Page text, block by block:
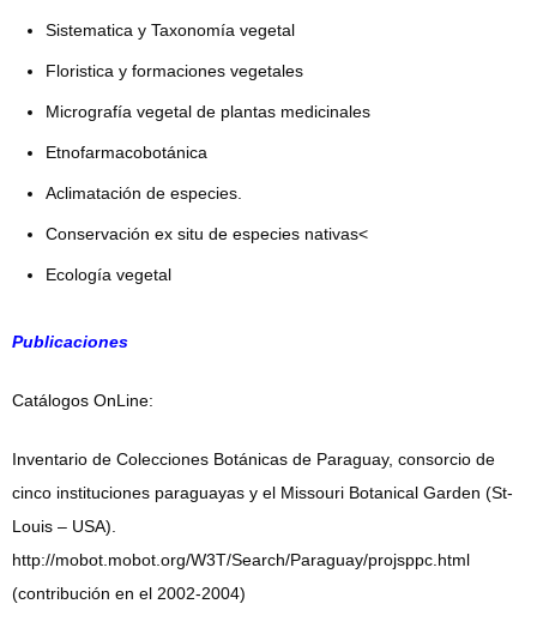
Sistematica y Taxonomía vegetal
Floristica y formaciones vegetales
Micrografía vegetal de plantas medicinales
Etnofarmacobotánica
Aclimatación de especies.
Conservación ex situ de especies nativas<
Ecología vegetal
Publicaciones
Catálogos OnLine:
Inventario de Colecciones Botánicas de Paraguay, consorcio de
cinco instituciones paraguayas y el Missouri Botanical Garden (St-
Louis – USA).
http://mobot.mobot.org/W3T/Search/Paraguay/projsppc.html
(contribución en el 2002-2004)